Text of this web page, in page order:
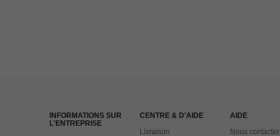
INFORMATIONS SUR
L'ENTREPRISE
CENTRE & D'AIDE
Livraison
AIDE
Nous contacter